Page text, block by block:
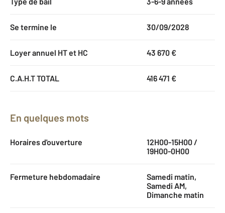
Se termine le 30/09/2028
Loyer annuel HT et HC 43 670 €
C.A.H.T TOTAL 416 471 €
En quelques mots
Horaires d'ouverture
12H00-15H00 /
19H00-0H00
Fermeture hebdomadaire
Samedi matin,
Samedi AM,
Dimanche matin